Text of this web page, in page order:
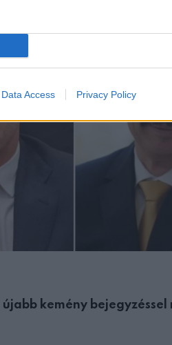
Data Access Privacy Policy
kemény